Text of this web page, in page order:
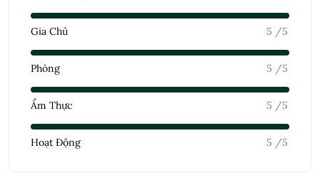
Gia Chủ 5 /5
Phòng 5 /5
Ẩm Thực 5 /5
Hoạt Động 5 /5